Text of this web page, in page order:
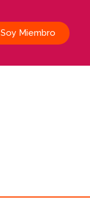
Soy Miembro